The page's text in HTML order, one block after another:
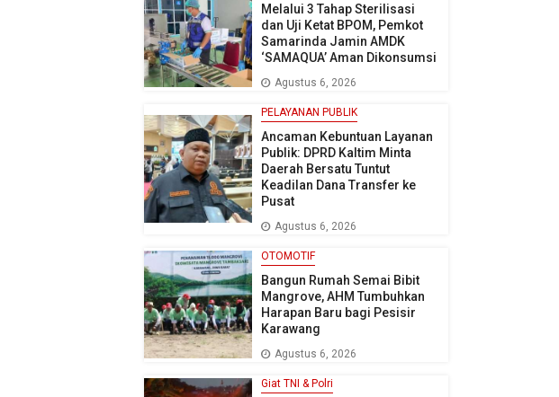
Melalui 3 Tahap Sterilisasi
dan Uji Ketat BPOM, Pemkot
Samarinda Jamin AMDK
‘SAMAQUA’ Aman Dikonsumsi
Agustus 6, 2026
PELAYANAN PUBLIK
Ancaman Kebuntuan Layanan
Publik: DPRD Kaltim Minta
Daerah Bersatu Tuntut
Keadilan Dana Transfer ke
Pusat
Agustus 6, 2026
OTOMOTIF
Bangun Rumah Semai Bibit
Mangrove, AHM Tumbuhkan
Harapan Baru bagi Pesisir
Karawang
Agustus 6, 2026
Giat TNI & Polri